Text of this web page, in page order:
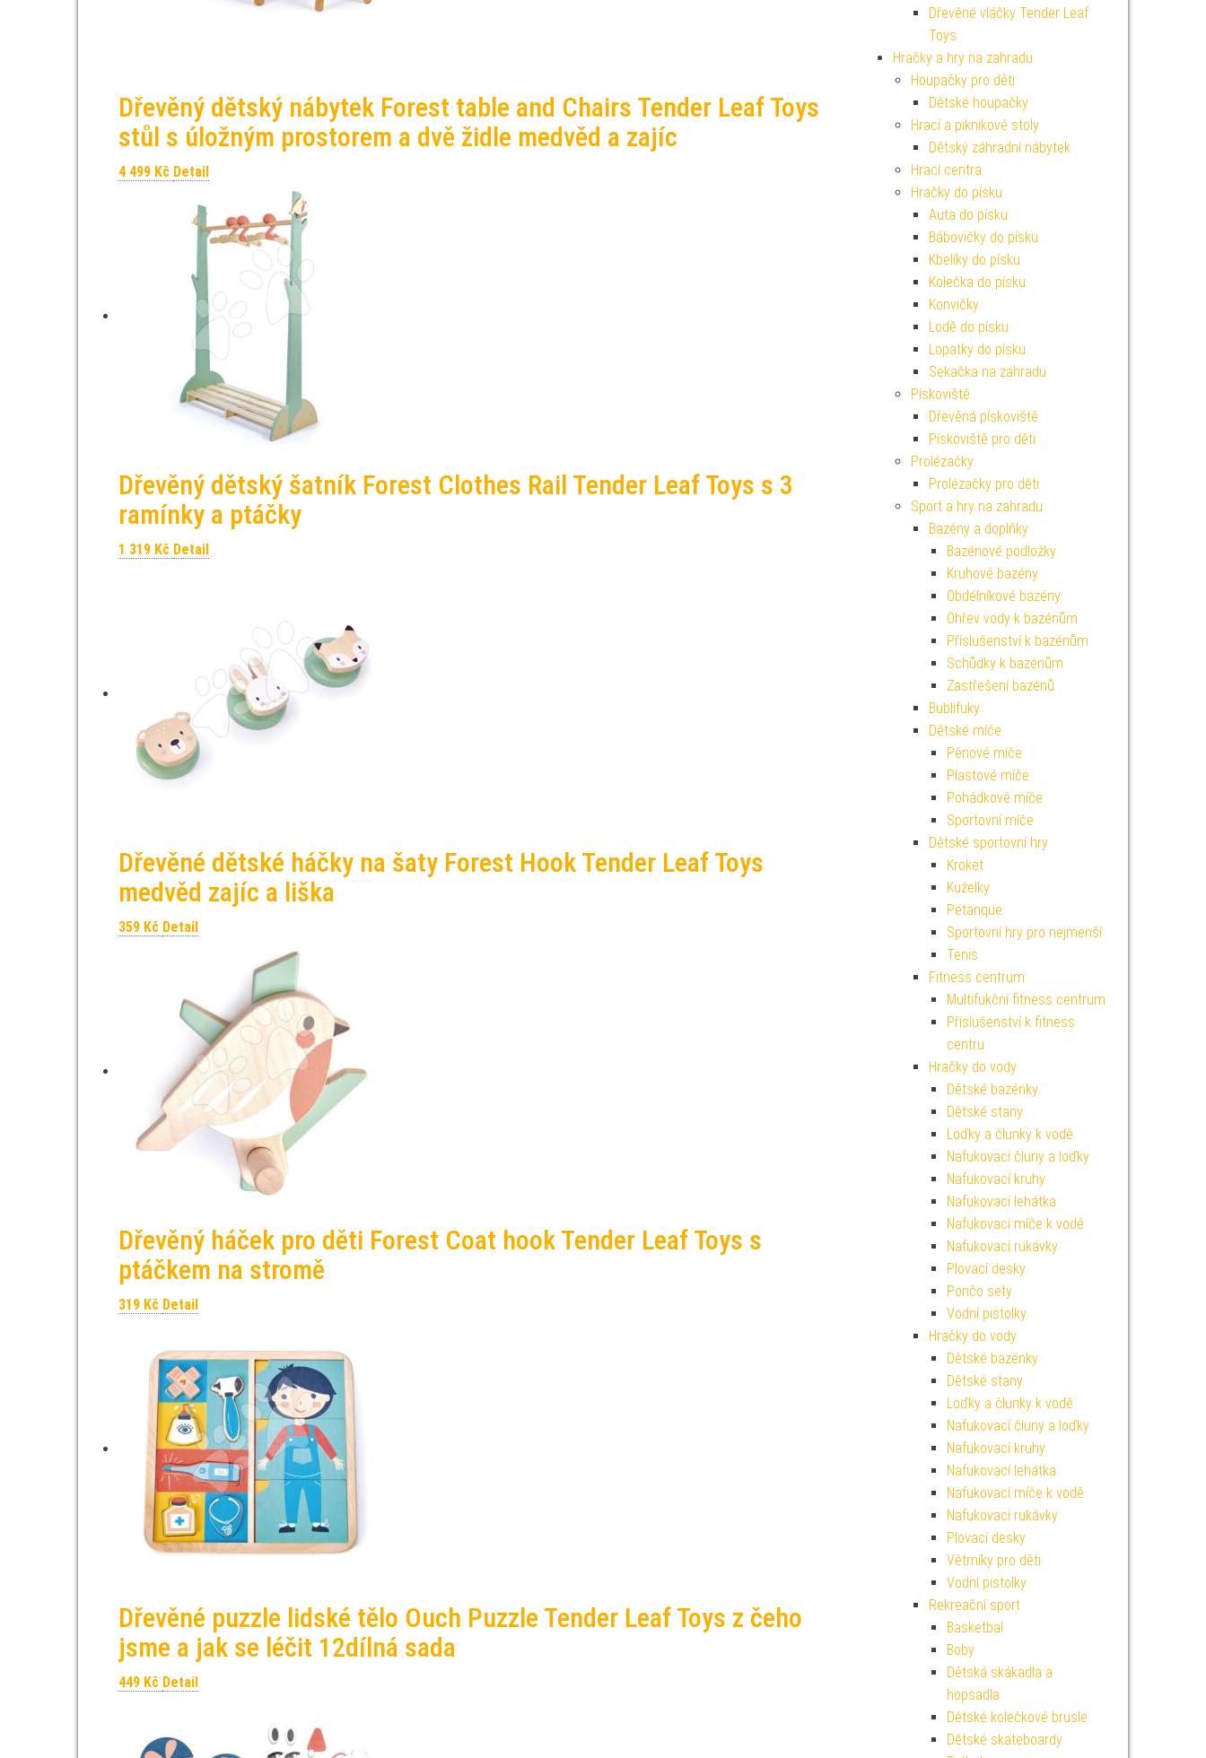
Dřevěný dětský nábytek Forest table and Chairs Tender Leaf Toys
stůl s úložným prostorem a dvě židle medvěd a zajíc
4 499 Kč Detail
Dřevěný dětský šatník Forest Clothes Rail Tender Leaf Toys s 3
ramínky a ptáčky
1 319 Kč Detail
Dřevěné dětské háčky na šaty Forest Hook Tender Leaf Toys
medvěd zajíc a liška
359 Kč Detail
Dřevěný háček pro děti Forest Coat hook Tender Leaf Toys s
ptáčkem na stromě
319 Kč Detail
Dřevěné puzzle lidské tělo Ouch Puzzle Tender Leaf Toys z čeho
jsme a jak se léčit 12dílná sada
449 Kč Detail
Dřevěné vláčky Tender Leaf
Toys
Hračky a hry na zahradu
Houpačky pro děti
Dětské houpačky
Hrací a piknikové stoly
Dětský záhradní nábytek
Hrací centra
Hračky do písku
Auta do písku
Bábovičky do písku
Kbelíky do písku
Kolečka do písku
Konvičky
Lodě do písku
Lopatky do písku
Sekačka na zahradu
Pískoviště
Dřevěná pískoviště
Pískoviště pro děti
Prolézačky
Prolézačky pro děti
Sport a hry na zahradu
Bazény a doplňky
Bazénové podložky
Kruhové bazény
Obdélníkové bazény
Ohřev vody k bazénům
Příslušenství k bazénům
Schůdky k bazénům
Zastřešení bazénů
Bublifuky
Dětské míče
Pěnové míče
Plastové míče
Pohádkové míče
Sportovní míče
Dětské sportovní hry
Kroket
Kuželky
Pétanque
Sportovní hry pro nejmenší
Tenis
Fitness centrum
Multifukční fitness centrum
Příslušenství k fitness
centru
Hračky do vody
Dětské bazénky
Dětské stany
Loďky a člunky k vodě
Nafukovací čluny a loďky
Nafukovací kruhy
Nafukovací lehátka
Nafukovací míče k vodě
Nafukovací rukávky
Plovací desky
Pončo sety
Vodní pistolky
Hračky do vody
Dětské bazénky
Dětské stany
Loďky a člunky k vodě
Nafukovací čluny a loďky
Nafukovací kruhy
Nafukovací lehátka
Nafukovací míče k vodě
Nafukovací rukávky
Plovací desky
Větrníky pro děti
Vodní pistolky
Rekreační sport
Basketbal
Boby
Dětská skákadla a
hopsadla
Dětské kolečkové brusle
Dětské skateboardy